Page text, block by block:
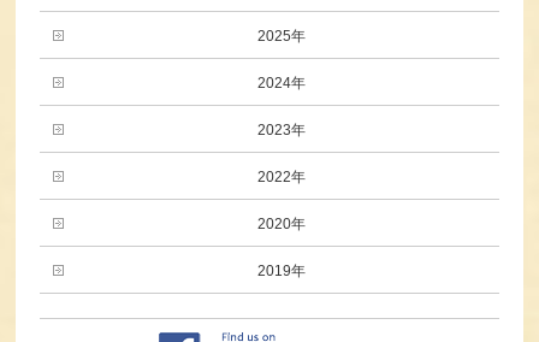
2025年
2024年
2023年
2022年
2020年
2019年